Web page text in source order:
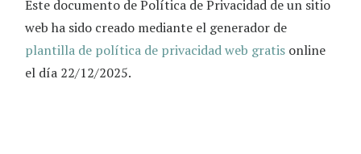
Este documento de Política de Privacidad de un sitio
web ha sido creado mediante el generador de
plantilla de política de privacidad web gratis online
el día 22/12/2025.